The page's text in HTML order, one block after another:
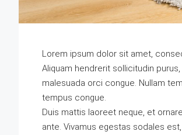
Lorem ipsum dolor sit amet,
Aliquam hendrerit sollicitudin
malesuada orci congue. Nullam
tempus congue.
Duis mattis laoreet neque, et
ante. Vivamus egestas sodales